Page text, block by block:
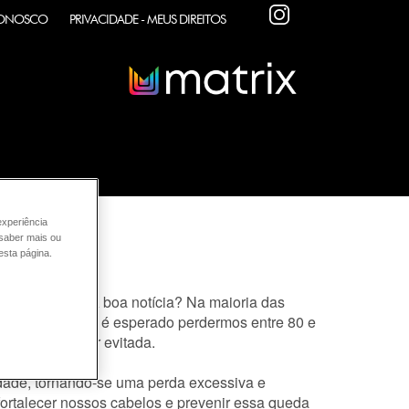
PRIVACIDADE - MEUS DIREITOS
Fios!
de cabelo. A boa notícia? Na maioria das
natural, e é esperado perdermos entre 80 e
de ser evitada.
tornando-se uma perda excessiva e
nossos cabelos e prevenir essa queda
mais ou
página.